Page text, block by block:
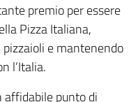
premio per essere
Pizza Italiana,
e mantenendo
l’Italia.
affidabile punto di